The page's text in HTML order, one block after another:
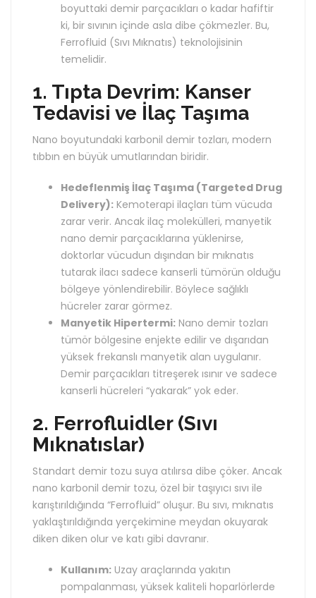
boyuttaki demir parçacıkları o kadar hafiftir
ki, bir sıvının içinde asla dibe çökmezler. Bu,
Ferrofluid (Sıvı Mıknatıs) teknolojisinin
temelidir.
1. Tıpta Devrim: Kanser
Tedavisi ve İlaç Taşıma
Nano boyutundaki karbonil demir tozları, modern
tıbbın en büyük umutlarından biridir.
Hedeflenmiş İlaç Taşıma (Targeted Drug
Delivery): Kemoterapi ilaçları tüm vücuda
zarar verir. Ancak ilaç molekülleri, manyetik
nano demir parçacıklarına yüklenirse,
doktorlar vücudun dışından bir mıknatıs
tutarak ilacı sadece kanserli tümörün olduğu
bölgeye yönlendirebilir. Böylece sağlıklı
hücreler zarar görmez.
Manyetik Hipertermi: Nano demir tozları
tümör bölgesine enjekte edilir ve dışarıdan
yüksek frekanslı manyetik alan uygulanır.
Demir parçacıkları titreşerek ısınır ve sadece
kanserli hücreleri “yakarak” yok eder.
2. Ferrofluidler (Sıvı
Mıknatıslar)
Standart demir tozu suya atılırsa dibe çöker. Ancak
nano karbonil demir tozu, özel bir taşıyıcı sıvı ile
karıştırıldığında “Ferrofluid” oluşur. Bu sıvı, mıknatıs
yaklaştırıldığında yerçekimine meydan okuyarak
diken diken olur ve katı gibi davranır.
Kullanım: Uzay araçlarında yakıtın
pompalanması, yüksek kaliteli hoparlörlerde